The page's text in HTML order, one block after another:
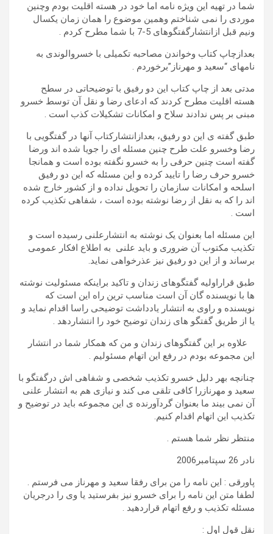
شما در تهیه این ویژه نامه اما خود در هسته اقلیت بودم وچنین
موردی را نمی شناختم وهمین موضوع را همان زمان یکسال
ونیم قبل ازانتشارگفتگوهای 5-7 با شما مطرح کردم .
بعدازچاپ کتاب وخواندن مصاحبه تکمیلی با خسروالوندی به
نامهای “سعید و مهرناز”برخوردم .
مدتی بعد از چاپ کتاب این دو رفیق با توضیحاتی در سطح
هسته اقلیت مطرح کردند که ادعای رضا و نقل آن توسط خسرو
مبنی بر پس ندادند سلاح و امکانات تشکیلات کذب است .
طبق گفته ی این دو رفیق، بعدازانتشارکتاب آنها در گفتگویی با
رضا وخسرو علت طرح چنین مسئله ای را جویا شده اند ورضا
گفته است چنین حرفی را به خسرو نگفته بوده است و همانجا
خسرو حرف رضا را تایید کرده و این مسئله که این دو رفیق
اسلحه و امکانات سازمان را تحویل نداده و از کشور خارج شده
اند را که به نقل از رضا نوشته بوده است ، شفاهی تکذیب کرده
است .
این مسئله اما بعنوان یک نوشته به انتشارعلنی رسیده است و
تکذیب مکتوب آن ضروری و باید علنی به اطلاع افکار عمومی
برساند و از این دو رفیق نیز عذرخواهی نماید.
طبق قراراولیه گفتگوهای زندان و تاکید براینکه مسئولیت نوشته
ها با نویسنده گان آن است مناسب ترین راه این است که
نویسنده و راوی به انتشار یادداشت توضیحی راسا اقدام نماید و
یا از طریق گفتگو های زندان توضیح خود را انتشاردهد .
علاوه بر این گفتگوهای زندان و من که همکار شما در انتشار
این مجموعه بودم در رفع این اتهام مسئولیم .
چنانچه بهر دلیل خسرو تکذیب شخصی و شفاهی اش درگفتگو با
سعید و مهرنازرا کافی تلقی می کند و نیازی هم به انتشار علنی
آن نمی بیند ما بعنوان گردآورنده ی این مجموعه باید در توضیح و
تکذیب این اتهام اقدام کنیم.
منتظر نظر شما هستم .
نادر 26 سپتامبر2006
پاورقی : این نامه را من برای رفقا سعید و مهرناز می فرستم .
لطفا متن این نامه را برای خسرو نیز بفرستید یا وی را درجریان
مسئله تکذیب و رفع اتهام قراردهید .
نقل قول اول :